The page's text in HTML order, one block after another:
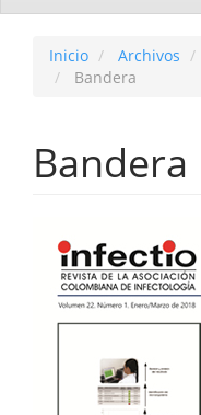
Inicio Archivos
Bandera
Bandera
Barra
lateral
del